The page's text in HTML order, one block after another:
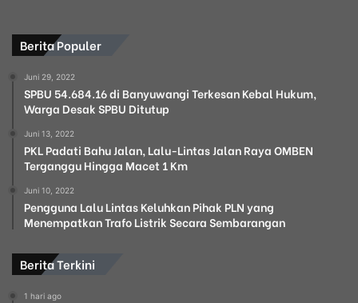
Berita Populer
Juni 29, 2022
SPBU 54.684.16 di Banyuwangi Terkesan Kebal Hukum,
Warga Desak SPBU Ditutup
Juni 13, 2022
PKL Padati Bahu Jalan, Lalu-Lintas Jalan Raya OMBEN
Terganggu Hingga Macet 1 Km
Juni 10, 2022
Pengguna Lalu Lintas Keluhkan Pihak PLN yang
Menempatkan Trafo Listrik Secara Sembarangan
Berita Terkini
1 hari ago